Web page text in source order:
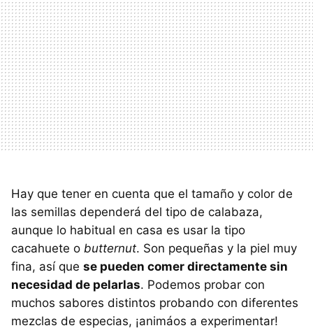
Hay que tener en cuenta que el tamaño y color de
las semillas dependerá del tipo de calabaza,
aunque lo habitual en casa es usar la tipo
cacahuete o butternut. Son pequeñas y la piel muy
fina, así que se pueden comer directamente sin
necesidad de pelarlas. Podemos probar con
muchos sabores distintos probando con diferentes
mezclas de especias, ¡animáos a experimentar!